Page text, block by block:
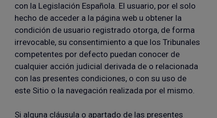
con la Legislación Española. El usuario, por el solo
hecho de acceder a la página web u obtener la
condición de usuario registrado otorga, de forma
irrevocable, su consentimiento a que los Tribunales
competentes por defecto puedan conocer de
cualquier acción judicial derivada de o relacionada
con las presentes condiciones, o con su uso de
este Sitio o la navegación realizada por el mismo.
Si alguna cláusula o apartado de las presentes